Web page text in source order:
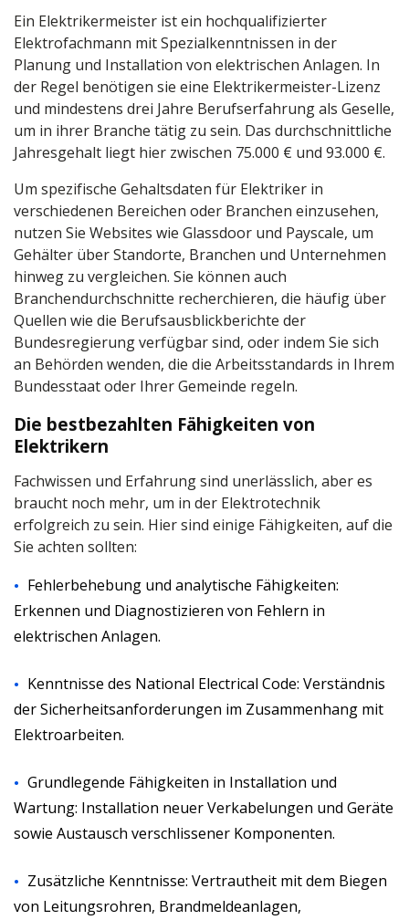
Ein Elektrikermeister ist ein hochqualifizierter
Elektrofachmann mit Spezialkenntnissen in der
Planung und Installation von elektrischen Anlagen. In
der Regel benötigen sie eine Elektrikermeister-Lizenz
und mindestens drei Jahre Berufserfahrung als Geselle,
um in ihrer Branche tätig zu sein. Das durchschnittliche
Jahresgehalt liegt hier zwischen 75.000 € und 93.000 €.
Um spezifische Gehaltsdaten für Elektriker in
verschiedenen Bereichen oder Branchen einzusehen,
nutzen Sie Websites wie Glassdoor und Payscale, um
Gehälter über Standorte, Branchen und Unternehmen
hinweg zu vergleichen. Sie können auch
Branchendurchschnitte recherchieren, die häufig über
Quellen wie die Berufsausblickberichte der
Bundesregierung verfügbar sind, oder indem Sie sich
an Behörden wenden, die die Arbeitsstandards in Ihrem
Bundesstaat oder Ihrer Gemeinde regeln.
Die bestbezahlten Fähigkeiten von
Elektrikern
Fachwissen und Erfahrung sind unerlässlich, aber es
braucht noch mehr, um in der Elektrotechnik
erfolgreich zu sein. Hier sind einige Fähigkeiten, auf die
Sie achten sollten:
Fehlerbehebung und analytische Fähigkeiten:
Erkennen und Diagnostizieren von Fehlern in
elektrischen Anlagen.
Kenntnisse des National Electrical Code: Verständnis
der Sicherheitsanforderungen im Zusammenhang mit
Elektroarbeiten.
Grundlegende Fähigkeiten in Installation und
Wartung: Installation neuer Verkabelungen und Geräte
sowie Austausch verschlissener Komponenten.
Zusätzliche Kenntnisse: Vertrautheit mit dem Biegen
von Leitungsrohren, Brandmeldeanlagen,